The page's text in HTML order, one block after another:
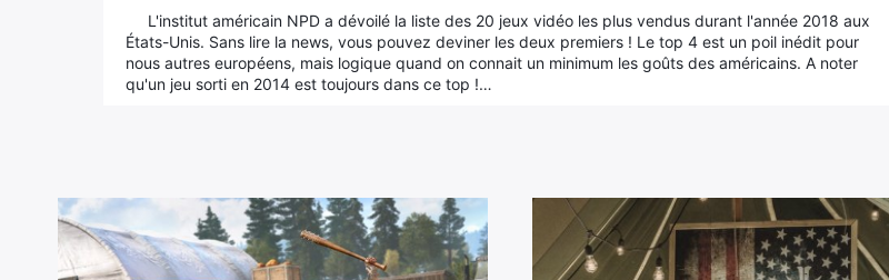
L'institut américain NPD a dévoilé la liste des 20 jeux vidéo les plus vendus durant l'année 2018 aux
États-Unis. Sans lire la news, vous pouvez deviner les deux premiers ! Le top 4 est un poil inédit pour
nous autres européens, mais logique quand on connait un minimum les goûts des américains. A noter
qu'un jeu sorti en 2014 est toujours dans ce top !…